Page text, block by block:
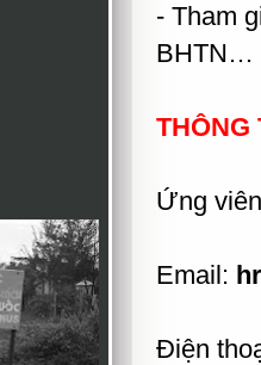
- Tham
BHTN…
THÔNG
Ứng
Email:
Điện